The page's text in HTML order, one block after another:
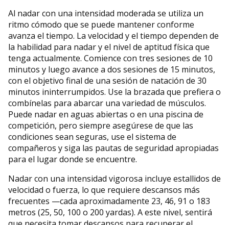
Al nadar con una intensidad moderada se utiliza un
ritmo cómodo que se puede mantener conforme
avanza el tiempo. La velocidad y el tiempo dependen de
la habilidad para nadar y el nivel de aptitud física que
tenga actualmente. Comience con tres sesiones de 10
minutos y luego avance a dos sesiones de 15 minutos,
con el objetivo final de una sesión de natación de 30
minutos ininterrumpidos. Use la brazada que prefiera o
combínelas para abarcar una variedad de músculos.
Puede nadar en aguas abiertas o en una piscina de
competición, pero siempre asegúrese de que las
condiciones sean seguras, use el sistema de
compañeros y siga las pautas de seguridad apropiadas
para el lugar donde se encuentre.
Nadar con una intensidad vigorosa incluye estallidos de
velocidad o fuerza, lo que requiere descansos más
frecuentes —cada aproximadamente 23, 46, 91 o 183
metros (25, 50, 100 o 200 yardas). A este nivel, sentirá